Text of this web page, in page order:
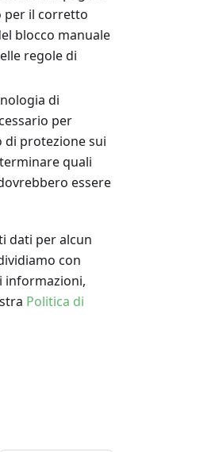
per il corretto
blocco manuale
regole di
di
per
di protezione sui
quali
essere
dati per alcun
con
informazioni,
Politica di